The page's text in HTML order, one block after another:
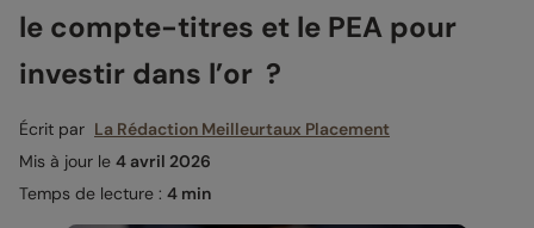
le compte-titres et le PEA pour
investir dans l’or ?
Écrit par La Rédaction Meilleurtaux Placement
Mis à jour le 4 avril 2026
Temps de lecture : 4 min